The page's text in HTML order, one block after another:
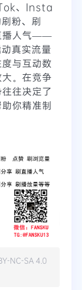
、Insta
粉、刷
播人气——
真实流量
与互动数
。在竞争
往决定了
你精准制
NC-SA 4.0